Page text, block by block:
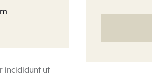
incididunt ut